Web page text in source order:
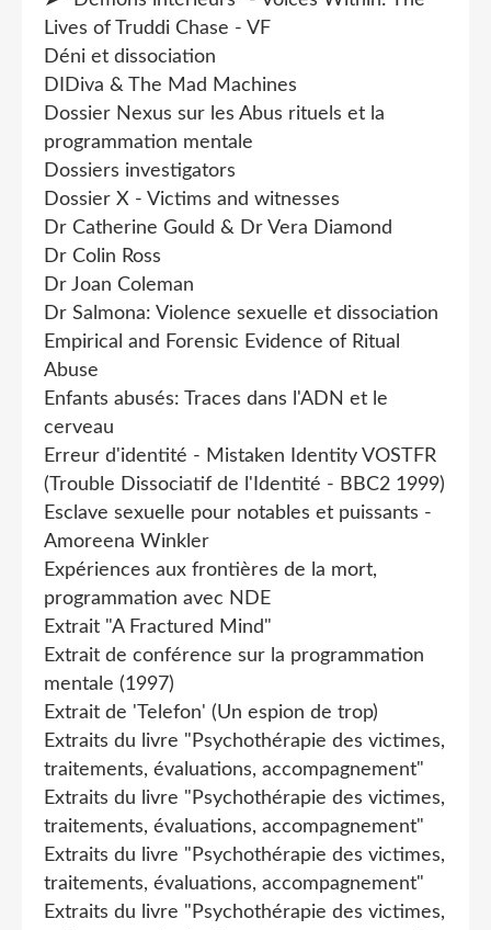
Lives of Truddi Chase - VF
Déni et dissociation
DIDiva & The Mad Machines
Dossier Nexus sur les Abus rituels et la
programmation mentale
Dossiers investigators
Dossier X - Victims and witnesses
Dr Catherine Gould & Dr Vera Diamond
Dr Colin Ross
Dr Joan Coleman
Dr Salmona: Violence sexuelle et dissociation
Empirical and Forensic Evidence of Ritual
Abuse
Enfants abusés: Traces dans l'ADN et le
cerveau
Erreur d'identité - Mistaken Identity VOSTFR
(Trouble Dissociatif de l'Identité - BBC2 1999)
Esclave sexuelle pour notables et puissants -
Amoreena Winkler
Expériences aux frontières de la mort,
programmation avec NDE
Extrait "A Fractured Mind"
Extrait de conférence sur la programmation
mentale (1997)
Extrait de 'Telefon' (Un espion de trop)
Extraits du livre "Psychothérapie des victimes,
traitements, évaluations, accompagnement"
Extraits du livre "Psychothérapie des victimes,
traitements, évaluations, accompagnement"
Extraits du livre "Psychothérapie des victimes,
traitements, évaluations, accompagnement"
Extraits du livre "Psychothérapie des victimes,